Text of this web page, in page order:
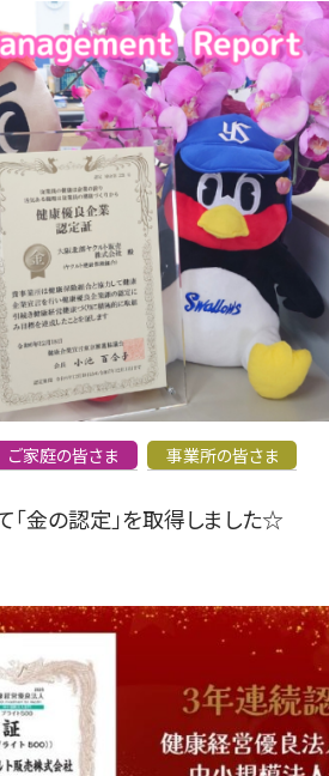
ご家庭の皆さま 事業所の皆さま
「金の認定」を取得しました☆